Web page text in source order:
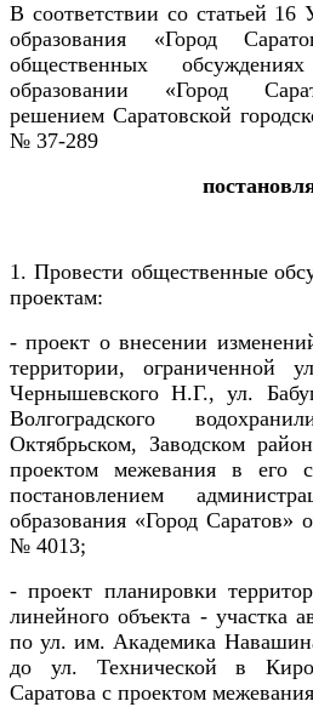
В соответствии со статьей 16
образования «Город
общественных
образовании «Город
решением Саратовской
№ 37-289
1. Провести общественные
проектам:
-проект о внесении
территории, ограниченной
Чернышевского Н.Г., ул.
Волгоградского
Октябрьском, Заводском
проектом межевания в его
постановлением
образования «Город Саратов»
№ 4013;
-проект планировки
линейного объекта - участка
по ул. им. Академика
до ул. Технической в
Саратова с проектом